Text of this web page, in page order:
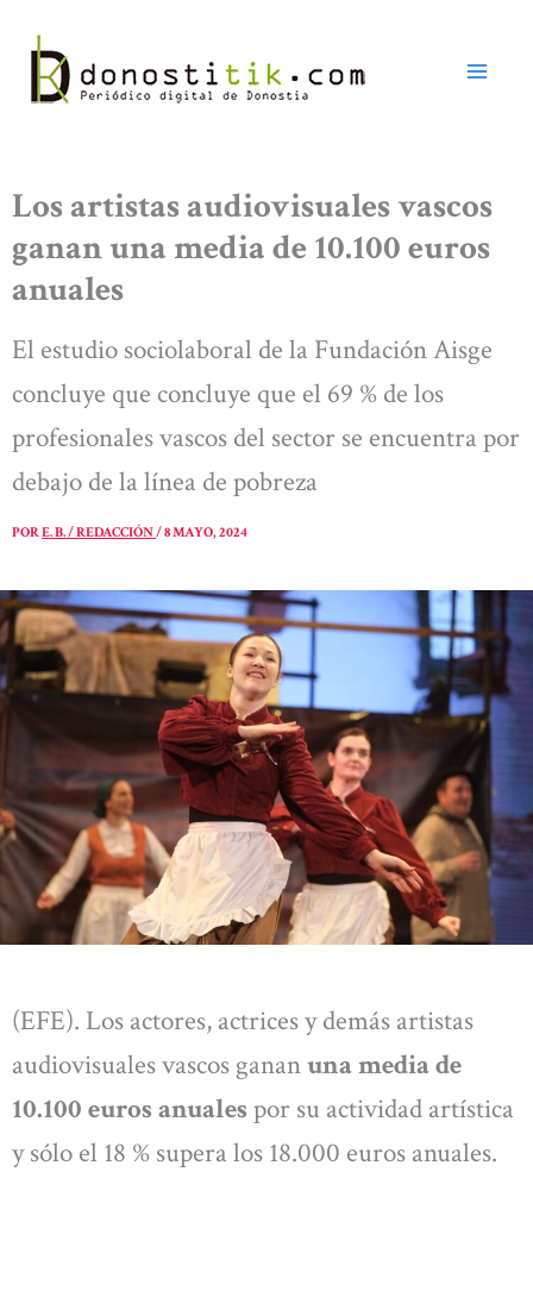
contenido
Los artistas audiovisuales vascos
ganan una media de 10.100 euros
anuales
El estudio sociolaboral de la Fundación Aisge
concluye que concluye que el 69 % de los
profesionales vascos del sector se encuentra por
debajo de la línea de pobreza
PORE. B. / REDACCIÓN/8 MAYO, 2024
(EFE). Los actores, actrices y demás artistas
audiovisuales vascos gananuna media de
10.100 euros anuales por su actividad artística
y sólo el 18 % supera los 18.000 euros anuales.